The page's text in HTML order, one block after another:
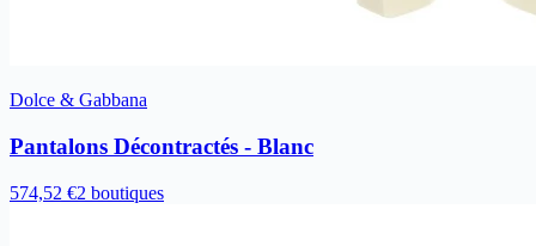
Dolce & Gabbana
Pantalons Décontractés - Blanc
574,52 €2 boutiques